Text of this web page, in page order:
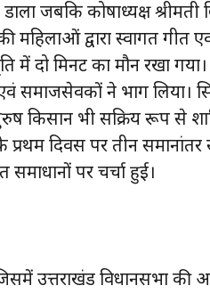
जबकि कोषाध्यक्ष श्रीमती
महिलाओं द्वारा स्वागत
दो मिनट का मौन रखा
एवं समाजसेवकों ने भाग लिया।
किसान भी सक्रिय रूप से
दिवस पर तीन समानांतर
पर चर्चा हुई।
उत्तराखंड विधानसभा की